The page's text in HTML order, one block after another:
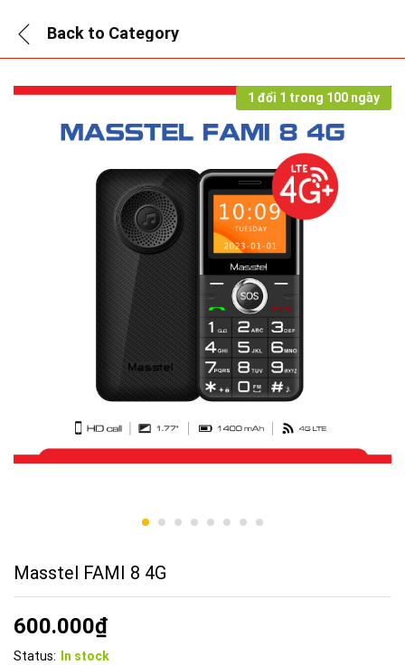
Back to Category
1 đổi 1 trong 100 ngày
Masstel FAMI 8 4G
600.000₫
Status: In stock